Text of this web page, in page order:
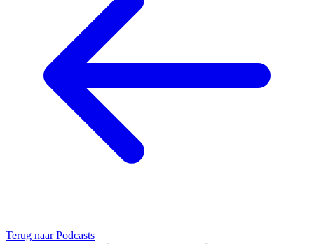
Terug naarPodcasts